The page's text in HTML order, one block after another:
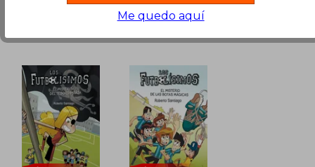
Me quedo aquí